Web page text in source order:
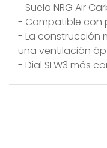
- Suela NRG Air
- Compatible con
- La construcción
una ventilación
- Dial SLW3 más